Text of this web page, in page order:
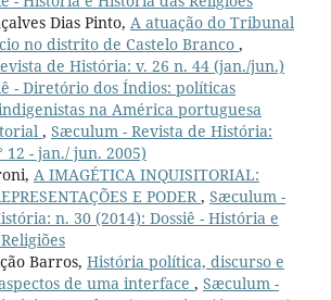
Dias Pinto, A atuação do Tribunal
no distrito de Castelo Branco ,
de História: v. 26 n. 44 (jan./jun.)
- Diretório dos Índios: políticas
na América portuguesa
, Sæculum - Revista de História:
12 - jan./ jun. 2005)
A IMAGÉTICA INQUISITORIAL:
E PODER , Sæculum -
n. 30 (2014): Dossiê - História e
Barros, História política, discurso e
de uma interface , Sæculum -